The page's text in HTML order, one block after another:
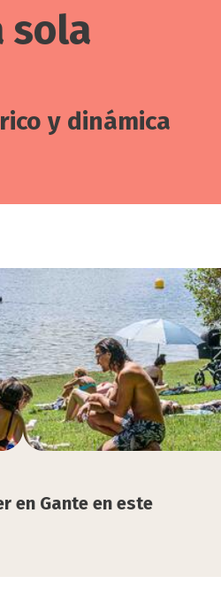
sola
y dinámica
en Gan­te en este